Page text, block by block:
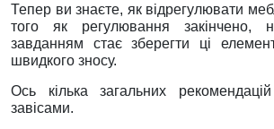
Тепер ви знаєте, як відрегулювати
того як регулювання закінчено,
завданням стає зберегти ці
швидкого зносу.
Ось кілька загальних
завісами.